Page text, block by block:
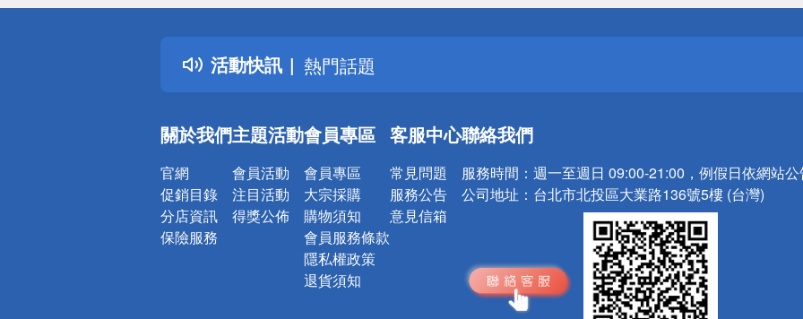
活動快訊
詐騙網頁！請小心！
得獎公告
熱門話題
銀行優惠
詐騙網頁！請小心！
關於我們
官網
促銷目錄
分店資訊
保險服務
主題活動
會員活動
注目活動
得獎公佈
會員專區
會員專區
大宗採購
購物須知
會員服務條款
隱私權政策
退貨須知
客服中心
常見問題
服務公告
意見信箱
聯絡我們
服務時間： 週一至週日 09:00-21:00，例假日依網站
公司地址： 台北市北投區大業路136號5樓 (台灣)